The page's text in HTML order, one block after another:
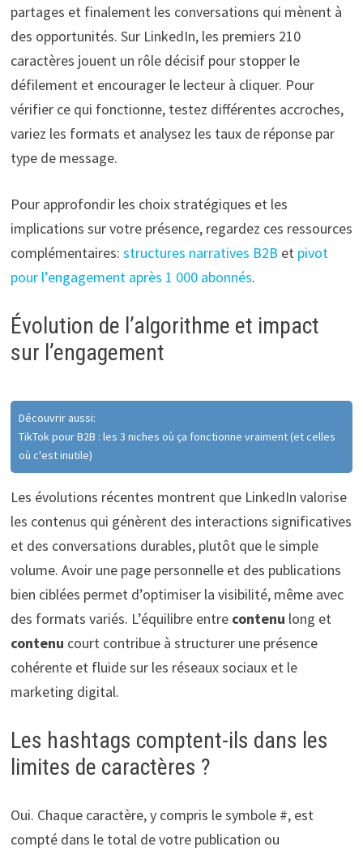
partages et finalement les conversations qui mènent à
des opportunités. Sur LinkedIn, les premiers 210
caractères jouent un rôle décisif pour stopper le
défilement et encourager le lecteur à cliquer. Pour
vérifier ce qui fonctionne, testez différentes accroches,
variez les formats et analysez les taux de réponse par
type de message.
Pour approfondir les choix stratégiques et les
implications sur votre présence, regardez ces ressources
complémentaires: structures narratives B2B et pivot
pour l’engagement après 1 000 abonnés.
Évolution de l’algorithme et impact
sur l’engagement
Découvrir aussi:
TikTok pour B2B : les 3 niches où ça fonctionne vraiment (et celles
où c'est inutile)
Les évolutions récentes montrent que LinkedIn valorise
les contenus qui génèrent des interactions significatives
et des conversations durables, plutôt que le simple
volume. Avoir une page personnelle et des publications
bien ciblées permet d’optimiser la visibilité, même avec
des formats variés. L’équilibre entre contenu long et
contenu court contribue à structurer une présence
cohérente et fluide sur les réseaux sociaux et le
marketing digital.
Les hashtags comptent-ils dans les
limites de caractères ?
Oui. Chaque caractère, y compris le symbole #, est
compté dans le total de votre publication ou